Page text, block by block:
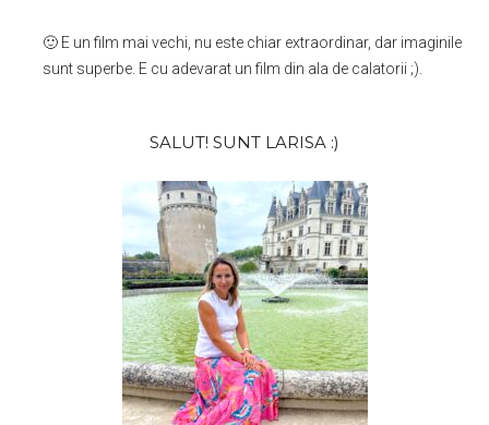
🙂 E un film mai vechi, nu este chiar extraordinar, dar imaginile
sunt superbe. E cu adevarat un film din ala de calatorii ;).
principală
SALUT! SUNT LARISA :)